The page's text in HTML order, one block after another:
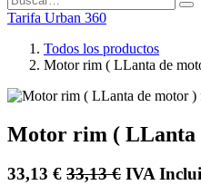
Tarifa Urban 360
Todos los productos
Motor rim ( LLanta de
Motor rim ( LLanta
33,13 € 33,13€ IVA